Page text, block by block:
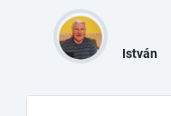
István